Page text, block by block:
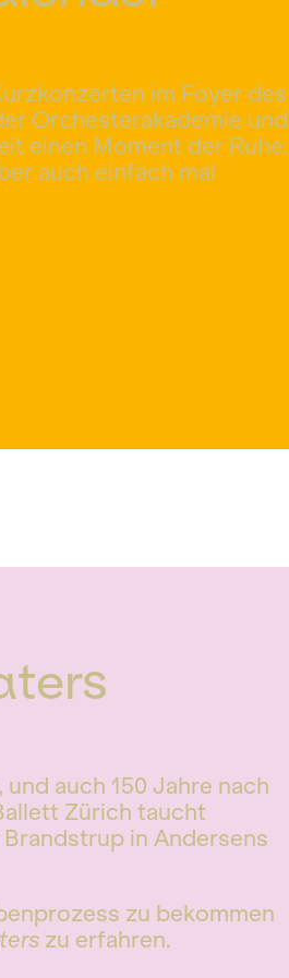
im Foyer des
Orchesterakademie und
einen Moment der Ruhe.
auch einfach mal
auch 150 Jahre nach
Zürich taucht
in Andersens
zu bekommen
zu erfahren.